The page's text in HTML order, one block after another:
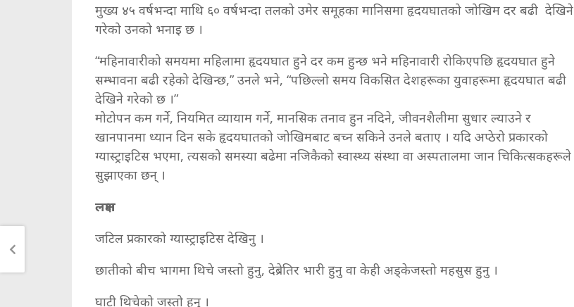
मुख्य ४५ वर्षभन्दा माथि ६० वर्षभन्दा तलको उमेर समूहका मानिसमा हृदयघातको जोखिम दर बढी देखिने
गरेको उनको भनाइ छ ।
“महिनावारीको समयमा महिलामा हृदयघात हुने दर कम हुन्छ भने महिनावारी रोकिएपछि हृदयघात हुने
सम्भावना बढी रहेको देखिन्छ,” उनले भने, “पछिल्लो समय विकसित देशहरूका युवाहरूमा हृदयघात बढी
देखिने गरेको छ ।”
मोटोपन कम गर्ने, नियमित व्यायाम गर्ने, मानसिक तनाव हुन नदिने, जीवनशैलीमा सुधार ल्याउने र
खानपानमा ध्यान दिन सके हृदयघातको जोखिमबाट बच्न सकिने उनले बताए । यदि अप्ठेरो प्रकारको
ग्यास्ट्राइटिस भएमा, त्यसको समस्या बढेमा नजिकैको स्वास्थ्य संस्था वा अस्पतालमा जान चिकित्सकहरूले
सुझाएका छन् ।
लक्षण
जटिल प्रकारको ग्यास्ट्राइटिस देखिनु ।
छातीको बीच भागमा थिचे जस्तो हुनु, देब्रेतिर भारी हुनु वा केही अड्केजस्तो महसुस हुनु ।
घाटी थिचेको जस्तो हुनु ।